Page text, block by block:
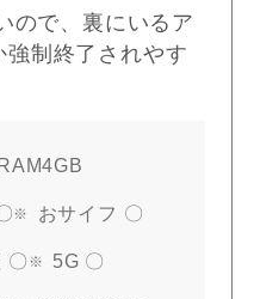
ので、裏にいるア
強制終了されやす
おサイフ 〇
〇 5G 〇